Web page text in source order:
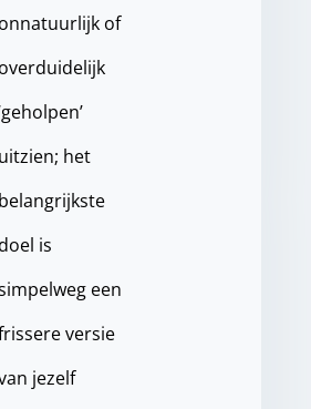
onnatuurlijk of
overduidelijk
uitzien; het
belangrijkste
is
een
versie
jezelf